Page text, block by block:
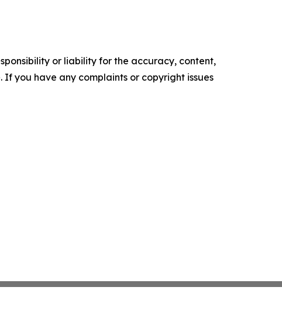
or liability for the accuracy, content,
you have any complaints or copyright issues